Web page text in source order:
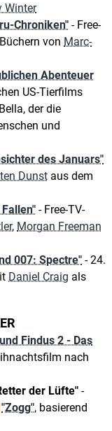
Winter
Chroniken" - Free-
von Marc-
Abenteuer
US-Tierfilms
der die
und
des Januars"
Dunst aus dem
- Free-TV-
, Morgan Freeman
007: Spectre" - 24.
Daniel Craig als
Findus 2 - Das
nach
der Lüfte" -
"Zogg", basierend